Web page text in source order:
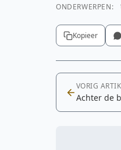
ONDERWERPEN:
Kopieer
VORIG
Achter de